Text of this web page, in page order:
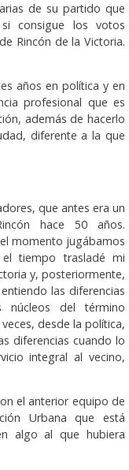
de su partido que
consigue los votos
Rincón de la Victoria.
años en política y en
pro­­fesional que es
además de hacerlo
diferente a la que
que antes era un
hace 50 años.
momento jugábamos
tiempo trasladé mi
y, posteriormente,
las diferencias
núcleos del término
desde la política,
diferencias cuando lo
integral al vecino,
el anterior equipo de
Urbana que está
algo al que hubiera